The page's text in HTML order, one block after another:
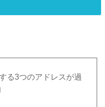
る3つのアドレスが過